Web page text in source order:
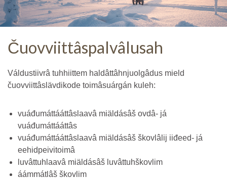
Čuovviittâspalvâlusah
Váldustiivrâ tuhhiittem haldâttâhnjuolgâdus mield
čuovviittâslävdikode toimâsuárgán kuleh:
vuáđumáttááttâslaavâ miäldásâš ovdâ- já
vuáđumáttááttâs
vuáđumáttááttâslaavâ miäldásâš škovlâlij iiđeed- já
eehidpeivitoimâ
luvâttuhlaavâ miäldásâš luvâttuhškovlim
áámmátlâš škovlim